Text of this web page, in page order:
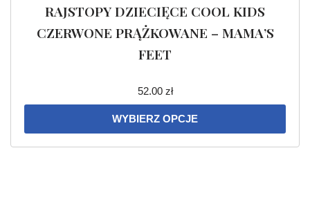
RAJSTOPY DZIECIĘCE COOL KIDS
CZERWONE PRĄŻKOWANE – MAMA’S
FEET
52.00 zł
WYBIERZ OPCJE